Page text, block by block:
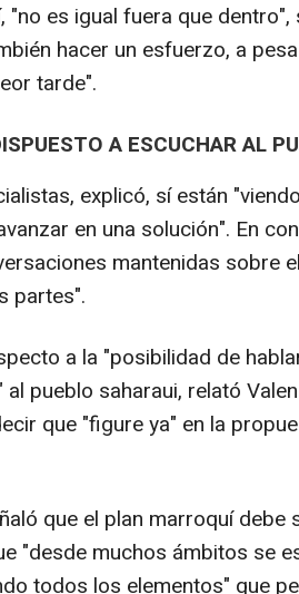
"no es igual fuera que
hacer un esfuerzo, a
tarde".
A ESCUCHAR AL
explicó, sí están
en una solución". En
mantenidas sobre
partes".
a la "posibilidad de
al pueblo saharaui, relató
que "figure ya" en la
que el plan marroquí debe
"desde muchos ámbitos se
todos los elementos" que